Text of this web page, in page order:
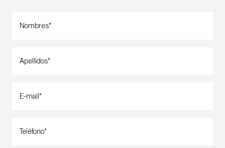
Nombres*
Apellidos*
E-mail*
Teléfono*